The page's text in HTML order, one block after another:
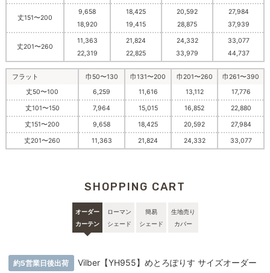
丈151〜200
9,658
18,920
18,425
19,415
20,592
28,875
27,984
37,939
丈201〜260
11,363
22,319
21,824
22,825
24,332
33,979
33,077
44,737
フラット 巾50〜130 巾131〜200 巾201〜260
巾261〜390
丈50〜100
6,259 11,616 13,112 17,776
丈101〜150 7,964 15,015 16,852 22,880
丈151〜200 9,658 18,425 20,592 27,984
丈201〜260 11,363 21,824 24,332 33,077
SHOPPING CART
オーダー
カーテン
ローマン
シェード
簡易
シェード
生地売り
カバー
約5営業日後出荷
Vilber【YH955】めとろぽりす サイズオーダー